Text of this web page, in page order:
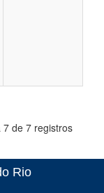
7 de 7 registros
Rio